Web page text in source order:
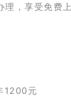
，享受免费
1200元